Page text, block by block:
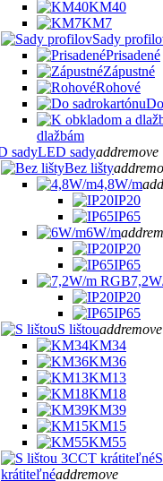
KM40
KM7
Sady
Prisadené
Zápustné
Rohové
dlažbám
LED sadyaddremove
Bez lištyadd
4,8W/madd
IP20
IP65
6W/madd
IP20
IP65
IP20
IP65
S lištouaddremove
KM34
KM36
KM13
KM18
KM39
KM15
KM55
krátiteľnéaddremove